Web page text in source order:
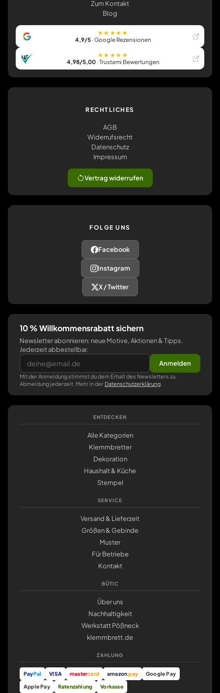
Zum Kontakt
Blog
★★★★★
4,9/5· Google Rezensionen
★★★★★
4,98/5,00· Trustami Bewertungen
RECHTLICHES
AGB
Widerrufsrecht
Datenschutz
Impressum
Vertrag widerrufen
FOLGE UNS
Facebook
Instagram
X / Twitter
10 % Willkommensrabatt sichern
Newsletter abonnieren: neue Motive, Aktionen & Tipps.
Jederzeit abbestellbar.
Anmelden
Mit der Anmeldung stimmst du dem Erhalt des Newsletters zu,
Abmeldung jederzeit. Mehr in der Datenschutzerklärung
ENTDECKEN
Alle Kategorien
Klemmbretter
Dekoration
Haushalt & Küche
Stempel
SERVICE
Versand & Lieferzeit
Größen & Gebinde
Muster
Für Betriebe
Kontakt
BÜTIC
Über uns
Nachhaltigkeit
Werkstatt Pößneck
klemmbrett.de
ZAHLUNG
PayPal VISA mastercard amazonpay
Google Pay
Apple Pay
Ratenzahlung Vorkasse